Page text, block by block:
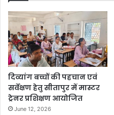
दिव्यांग बच्चों की पहचान एवं
सर्वेक्षण हेतु सीतापुर में मास्टर
ट्रेनर प्रशिक्षण आयोजित
June 12, 2026